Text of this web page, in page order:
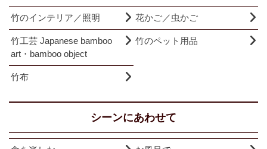
竹のインテリア／照明 花かご／虫かご
竹工芸 Japanese bamboo
art・bamboo object
竹のペット用品
竹布
シーンにあわせて